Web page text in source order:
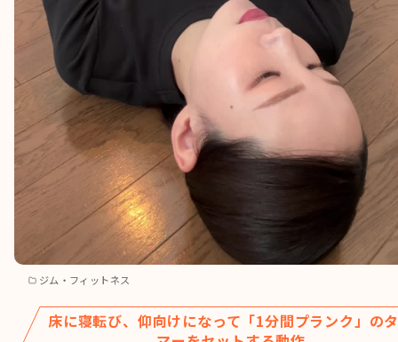
ジム・フィットネス
床に寝転び、仰向けになって「1分間プランク」の